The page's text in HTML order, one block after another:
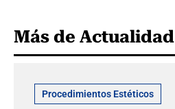
Más de Actualidad
Procedimientos Estéticos